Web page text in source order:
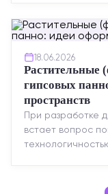
18.06.2026
Растительные
гипсовых
пространств
При разработке
встает вопрос